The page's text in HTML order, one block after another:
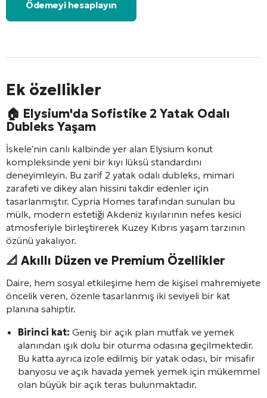
Ödemeyi hesaplayın
Ek özellikler
🏠 Elysium'da Sofistike 2 Yatak Odalı
Dubleks Yaşam
İskele'nin canlı kalbinde yer alan Elysium konut
kompleksinde yeni bir kıyı lüksü standardını
deneyimleyin. Bu zarif 2 yatak odalı dubleks, mimari
zarafeti ve dikey alan hissini takdir edenler için
tasarlanmıştır. Cypria Homes tarafından sunulan bu
mülk, modern estetiği Akdeniz kıyılarının nefes kesici
atmosferiyle birleştirerek Kuzey Kıbrıs yaşam tarzının
özünü yakalıyor.
📐 Akıllı Düzen ve Premium Özellikler
Daire, hem sosyal etkileşime hem de kişisel mahremiyete
öncelik veren, özenle tasarlanmış iki seviyeli bir kat
planına sahiptir.
Birinci kat: Geniş bir açık plan mutfak ve yemek
alanından ışık dolu bir oturma odasına geçilmektedir.
Bu katta ayrıca izole edilmiş bir yatak odası, bir misafir
banyosu ve açık havada yemek yemek için mükemmel
olan büyük bir açık teras bulunmaktadır.